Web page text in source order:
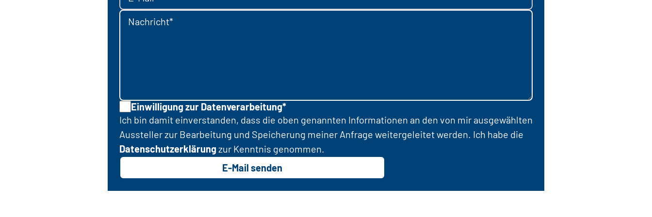
Nachricht*
Einwilligung zur Datenverarbeitung*
Ich bin damit einverstanden, dass die oben genannten Informationen an den von mir ausgewählten
Aussteller zur Bearbeitung und Speicherung meiner Anfrage weitergeleitet werden. Ich habe die
Datenschutzerklärungzur Kenntnis genommen.
E-Mail senden